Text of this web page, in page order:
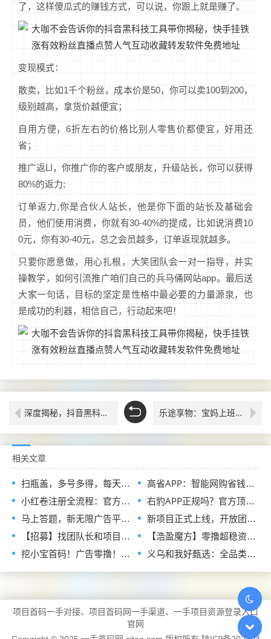
了，这样傻瓜式的赚钱方式，可以说，你跟上就是赚了。
变现模式：
散卖，比如1千个粉丝，成本价是50，你可以卖100到200，
级别越高，拿货价越便宜；
自用方便，6折左右的价格比别人零售价都便宜，好用还
省；
推广返LI，你推广你的客户或朋友，升级站长，你可以获得
80%的返力;
订单返力,你是合伙人站长，他是你下面的站长及基础会
员，他们使用消费，你就有30-40%的提成，比如说消费10
0元，你有30-40元，总之会员越多，订单返现就越多。
只要你愿意做，用心扎根，大笑团队会一对一指导，并实
操教学，如何引流推广咱们自己的兵马俑网站app。最后送
大家一句话，目标的坚定是性格中最必要的力量源泉，也
是成功的利器，相信自己，行动起来吧！
深度揭秘，抖音黑科技直播间不上榜人气，快手挂铁机器人涨粉丝小可爱兵马俑假人自助下单， 招合伙人 乐途享物：宝妈上班族人人可做，每天几分钟，招募首批团队长，待遇拉满！
相关文章
扫瓶盖，多号多得，每天可做
高省APP：智能网购省钱与创收新选择，零门槛解锁双重收益官码
小红卷注册全流程：官方指定邀请码，现在加入即可申请开通顶级代理V5权限
右豹APP正规吗？官方顶配邀请码是多少？短剧小说漫剧网盘推广副业怎么做
马上答题，新无限广告平台全网首发，官方一手直招顶级代理，待遇拉满
新项目正式上线，开放团队长入驻通道，首批扶持政策全面释放
【招募】找团队长和项目方，发单接单一起搞钱
【浩盈魔方】零撸超稳资深平台！看高质量广告赚！收益高！良心推荐
挖小宝首码！广告零撸！对接实力团长待遇顶级！
义乌和我好甄选：全品类链爆商城正式招募兼职诺干名！免费领产品！
项目首码一手对接、项目首码网一手渠道、一手项目资源登录入口
官网